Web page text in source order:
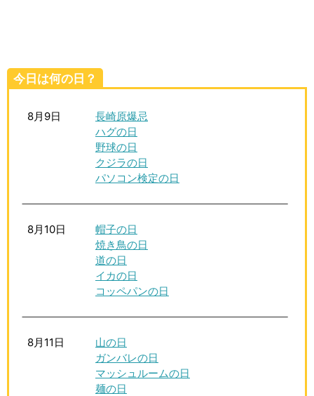
今日は何の日？
8月9日
長崎原爆忌
ハグの日
野球の日
クジラの日
パソコン検定の日
8月10日
帽子の日
焼き鳥の日
道の日
イカの日
コッペパンの日
8月11日
山の日
ガンバレの日
マッシュルームの日
麺の日